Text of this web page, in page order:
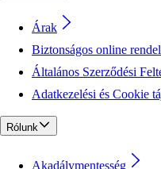
Árak
Biztonságos online
Általános Szerződési
Adatkezelési és Cookie
Rólunk
Akadálymentesség